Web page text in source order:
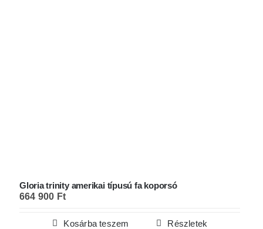
Gloria trinity amerikai típusú fa koporsó
664 900 Ft
Kosárba teszem Részletek